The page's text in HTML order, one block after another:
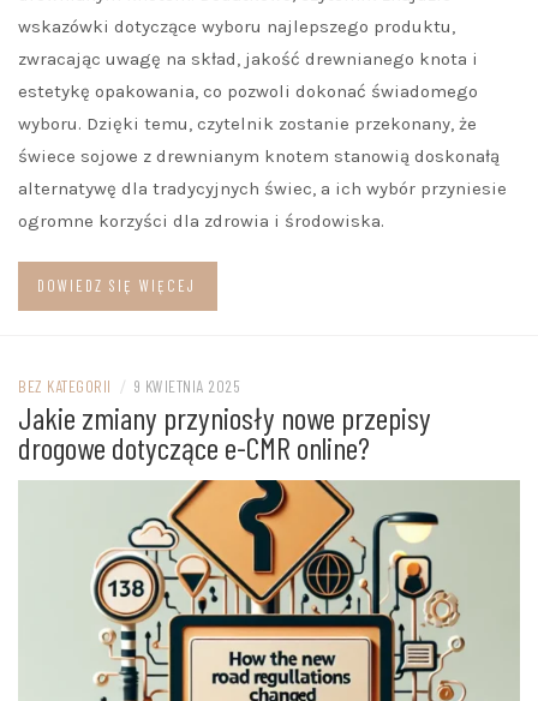
wskazówki dotyczące wyboru najlepszego produktu,
zwracając uwagę na skład, jakość drewnianego knota i
estetykę opakowania, co pozwoli dokonać świadomego
wyboru. Dzięki temu, czytelnik zostanie przekonany, że
świece sojowe z drewnianym knotem stanowią doskonałą
alternatywę dla tradycyjnych świec, a ich wybór przyniesie
ogromne korzyści dla zdrowia i środowiska.
DOWIEDZ SIĘ WIĘCEJ
BEZ KATEGORII / 9 KWIETNIA 2025
Jakie zmiany przyniosły nowe przepisy
drogowe dotyczące e-CMR online?